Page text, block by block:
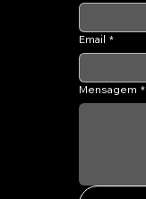
Email *
Mensagem *